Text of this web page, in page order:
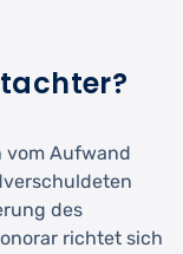
vom Aufwand
des
richtet sich